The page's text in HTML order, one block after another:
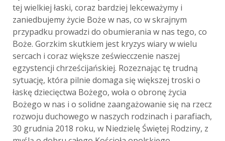
tej wielkiej łaski, coraz bardziej lekceważymy i
zaniedbujemy życie Boże w nas, co w skrajnym
przypadku prowadzi do obumierania w nas tego, co
Boże. Gorzkim skutkiem jest kryzys wiary w wielu
sercach i coraz większe zeświecczenie naszej
egzystencji chrześcijańskiej. Rozeznając tę trudną
sytuację, która pilnie domaga się większej troski o
łaskę dziecięctwa Bożego, woła o obronę życia
Bożego w nas i o solidne zaangażowanie się na rzecz
rozwoju duchowego w naszych rodzinach i parafiach,
30 grudnia 2018 roku, w Niedzielę Świętej Rodziny, z